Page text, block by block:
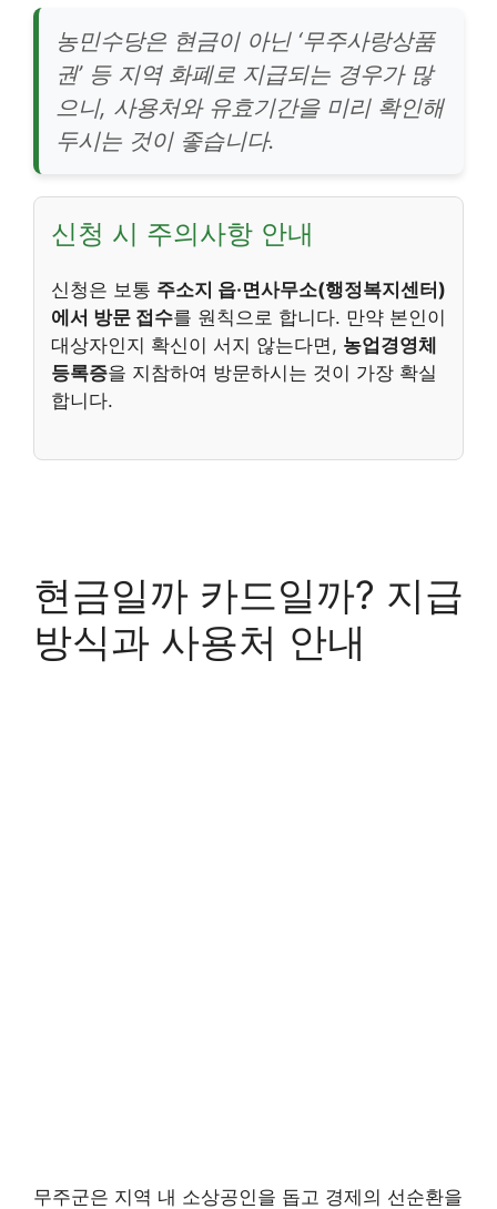
농민수당은 현금이 아닌 ‘무주사랑상품
권’ 등 지역 화폐로 지급되는 경우가 많
으니, 사용처와 유효기간을 미리 확인해
두시는 것이 좋습니다.
신청 시 주의사항 안내
신청은 보통 주소지 읍·면사무소(행정복지센터)
에서 방문 접수를 원칙으로 합니다. 만약 본인이
대상자인지 확신이 서지 않는다면, 농업경영체
등록증을 지참하여 방문하시는 것이 가장 확실
합니다.
현금일까 카드일까? 지급
방식과 사용처 안내
무주군은 지역 내 소상공인을 돕고 경제의 선순환을